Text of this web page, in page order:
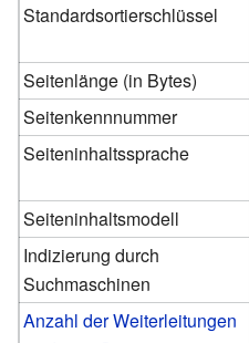
Standardsortierschlüssel
Seitenlänge (in Bytes)
Seitenkennnummer
Seiteninhaltssprache
Seiteninhaltsmodell
Indizierung durch
Suchmaschinen
Anzahl der Weiterleitungen